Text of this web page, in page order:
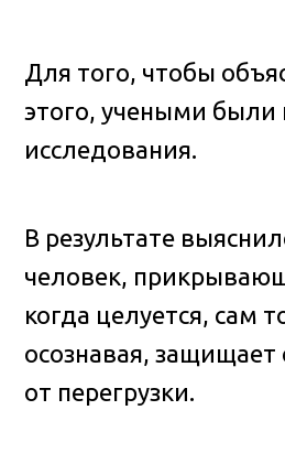
Для того, чтобы
этого, учеными были
исследования.
В результате
человек,
когда целуется, сам
осознавая, защищает
от перегрузки.